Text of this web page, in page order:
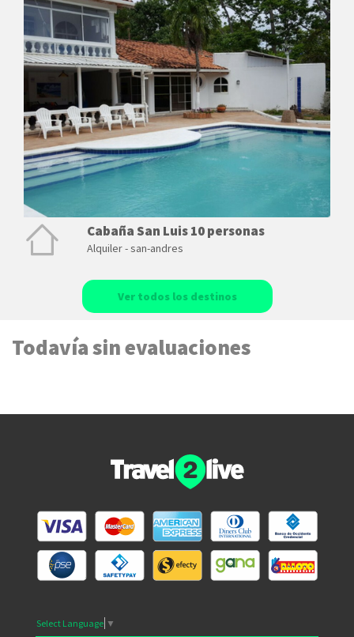
Cabaña San Luis 10 personas
Alquiler - san-andres
Ver todos los destinos
Todavía sin evaluaciones
Select Language ▼